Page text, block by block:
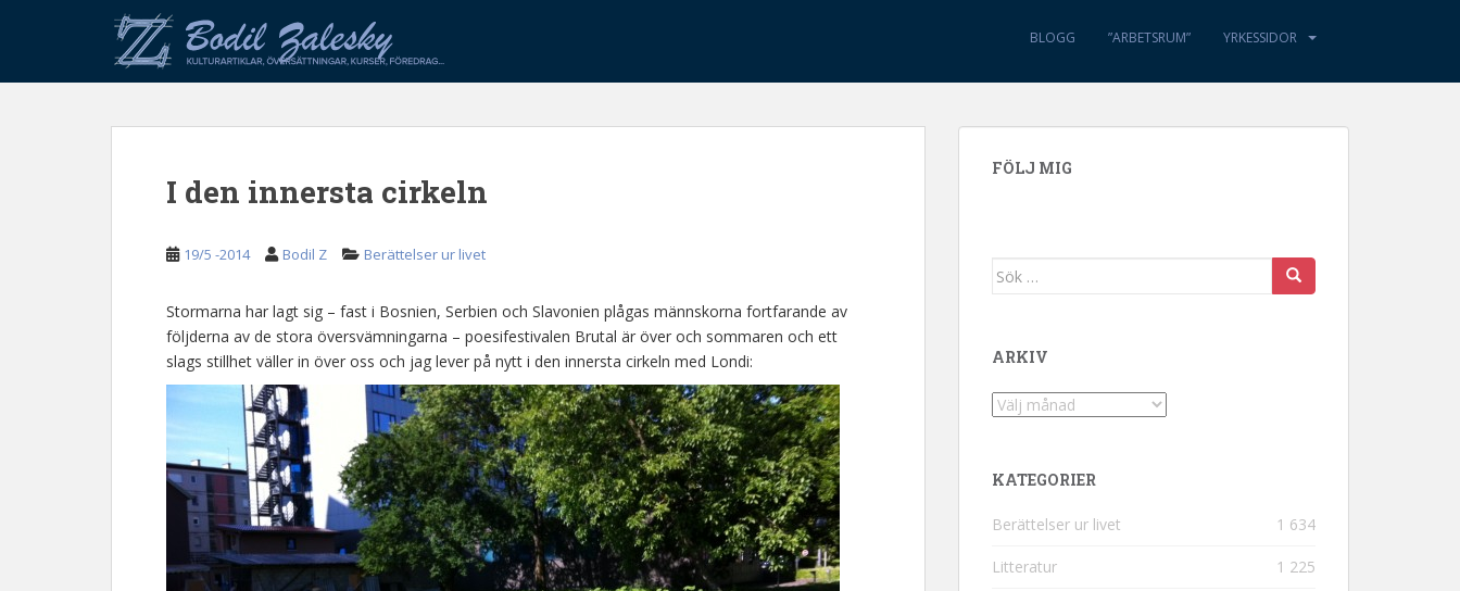
p
BLOGG ”ARBETSRUM” YRKESSIDOR
I den innersta cirkeln
19/5 -2014 Bodil Z Berättelser ur livet
Stormarna har lagt sig – fast i Bosnien, Serbien och Slavonien plågas männskorna fortfarande av
följderna av de stora översvämningarna – poesifestivalen Brutal är över och sommaren och ett
slags stillhet väller in över oss och jag lever på nytt i den innersta cirkeln med Londi:
FÖLJ MIG
Sök efter:
ARKIV
Arkiv
KATEGORIER
Berättelser ur livet 1 634
Litteratur 1 225